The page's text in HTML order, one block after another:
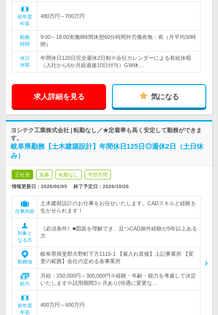
初年度
年収
480万円～700万円
勤務
時間
9:00～18:00実働8時間休憩60分時間外労働有無：有（月平均30時
間）
休日
休暇
年間休日120日完全週休2日制※会社カレンダーによる有給休暇
（入社から6か月経過後10日付与）GW休…
求人詳細を見る 気になる
ヨシテク工業株式会社 | 転勤なし／★定着率も高く安定して勤務ができま
す。
岐阜県勤務【土木建築設計】年間休日125日◎週休2日（土日休
み）
正社員 急募 転勤なし 学歴不問
情報更新日：2026/06/05 終了予定日： 2026/10/26
仕事内容
土木建材設計のお仕事をお任せいたします。CADスキルと経験を
生かせられます！
対象と
なる方
《必須条件》■図面を理解でき、且つCAD操作経験が5年以上ある
方
勤務地
岐阜県揖斐郡大野町下方1115-1 【雇入れ直後】上記事業所 【変
更の範囲】会社の定める各事業所
給与
月給：250,000円～300,000円※経験・年齢・能力を考慮して決定
いたします※試用期間3ヶ月あり(待遇に変更な…
初年度
年収
400万円～600万円